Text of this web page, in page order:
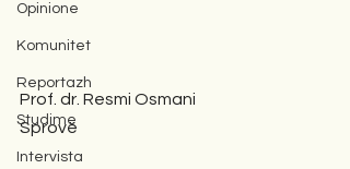
Opinione
Komunitet
Reportazh
Studime
Intervista
Sprovë